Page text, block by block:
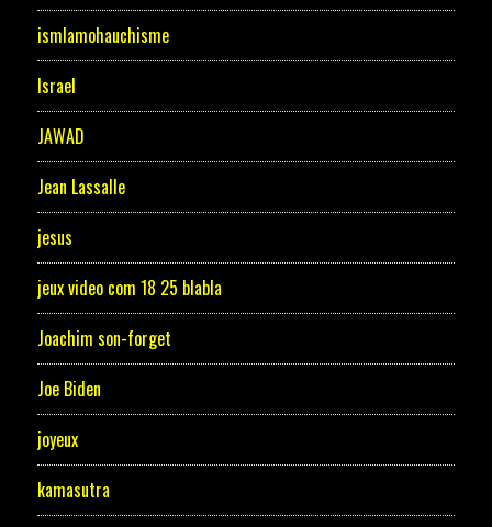
ismlamohauchisme
Israel
JAWAD
Jean Lassalle
jesus
jeux video com 18 25 blabla
Joachim son-forget
Joe Biden
joyeux
kamasutra